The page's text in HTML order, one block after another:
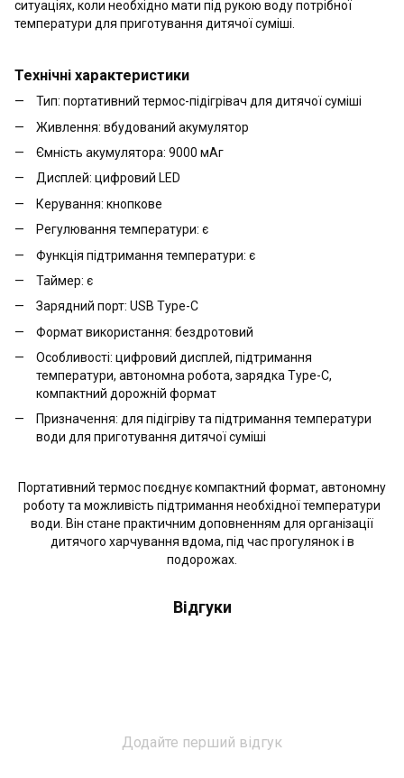
ситуаціях, коли необхідно мати під рукою воду потрібної
температури для приготування дитячої суміші.
Технічні характеристики
Тип: портативний термос-підігрівач для дитячої суміші
Живлення: вбудований акумулятор
Ємність акумулятора: 9000 мАг
Дисплей: цифровий LED
Керування: кнопкове
Регулювання температури: є
Функція підтримання температури: є
Таймер: є
Зарядний порт: USB Type-C
Формат використання: бездротовий
Особливості: цифровий дисплей, підтримання
температури, автономна робота, зарядка Type-C,
компактний дорожній формат
Призначення: для підігріву та підтримання температури
води для приготування дитячої суміші
Портативний термос поєднує компактний формат, автономну
роботу та можливість підтримання необхідної температури
води. Він стане практичним доповненням для організації
дитячого харчування вдома, під час прогулянок і в
подорожах.
Відгуки
Додайте перший відгук